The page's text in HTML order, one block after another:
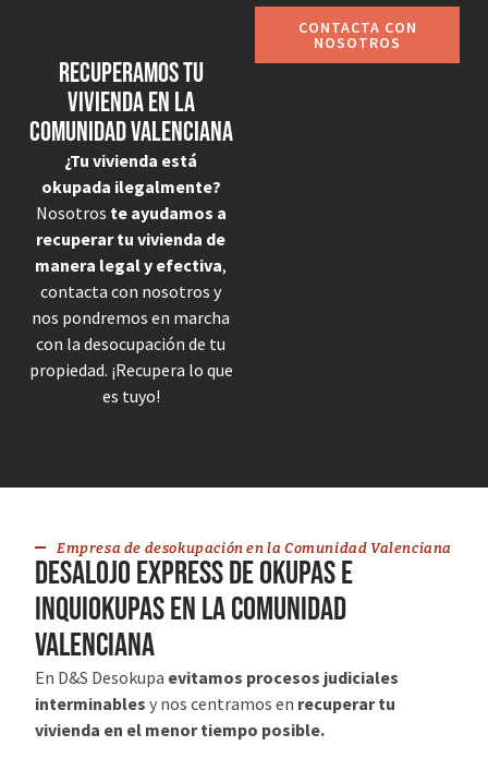
Recuperamos tu
vivienda en la
Comunidad Valenciana
¿Tu vivienda está
okupada ilegalmente?
Nosotros te ayudamos a
recuperar tu vivienda de
manera legal y efectiva,
contacta con nosotros y
nos pondremos en marcha
con la desocupación de tu
propiedad. ¡Recupera lo que
es tuyo!
CONTACTA CON
NOSOTROS
Empresa de desokupación en la Comunidad Valenciana
desalojo express de okupas e
inquiokupas en la Comunidad
Valenciana
En D&S Desokupa evitamos procesos judiciales
interminables y nos centramos en recuperar tu
vivienda en el menor tiempo posible.